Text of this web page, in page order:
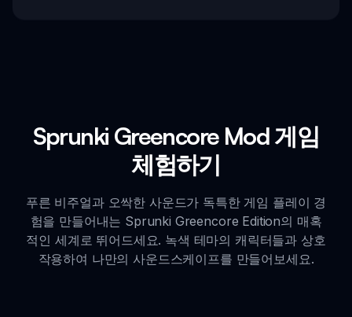
Sprunki Greencore Mod 게임
체험하기
푸른 비주얼과 오싹한 사운드가 독특한 게임 플레이 경
험을 만들어내는 Sprunki Greencore Edition의 매혹
적인 세계로 뛰어드세요. 녹색 테마의 캐릭터들과 상호
작용하여 나만의 사운드스케이프를 만들어보세요.